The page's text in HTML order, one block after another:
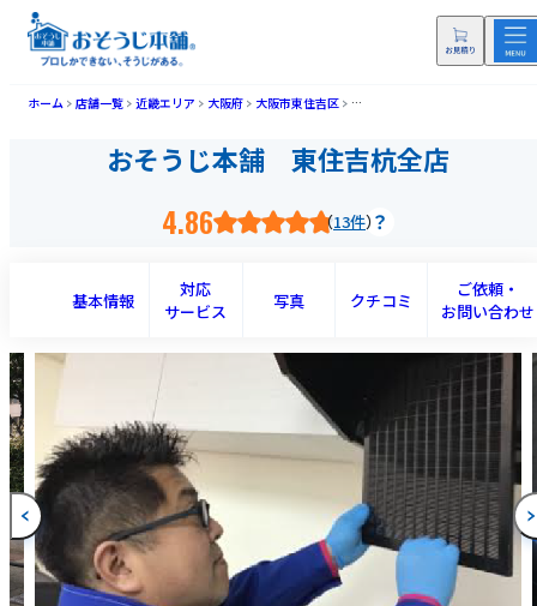
ホーム 店舗一覧 近畿エリア 大阪府 大阪市東住吉区 おそうじ本舗 東住吉杭全店(ヒ
おそうじ本舗 東住吉杭全店
4.86 13件
基本情報
対応
サービス
写真 クチコミ
ご依頼・
お問い合わせ